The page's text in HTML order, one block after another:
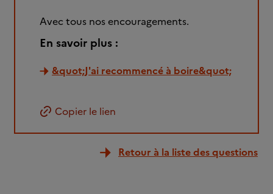
Avec tous nos encouragements.
En savoir plus :
&quot;J'ai recommencé à boire&quot;
Copier le lien
Retour à la liste des questions